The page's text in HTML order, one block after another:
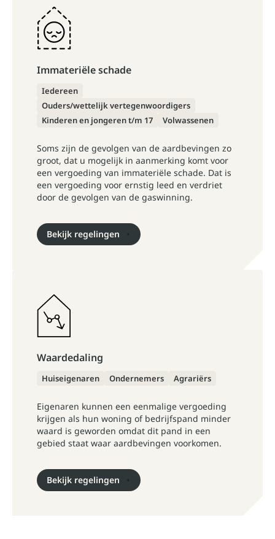
Immateriële schade
Iedereen
Ouders/wettelijk vertegenwoordigers
Kinderen en jongeren t/m 17
Volwassenen
Soms zijn de gevolgen van de aardbevingen zo
groot, dat u mogelijk in aanmerking komt voor
een vergoeding van immateriële schade. Dat is
een vergoeding voor ernstig leed en verdriet
door de gevolgen van de gaswinning.
Bekijk regelingen
Waardedaling
Huiseigenaren Ondernemers Agrariërs
Eigenaren kunnen een eenmalige vergoeding
krijgen als hun woning of bedrijfspand minder
waard is geworden omdat dit pand in een
gebied staat waar aardbevingen voorkomen.
Bekijk regelingen